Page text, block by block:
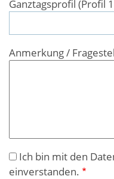
Ganztagsprofil (Profil
Anmerkung /
Ich bin mit den
einverstanden.